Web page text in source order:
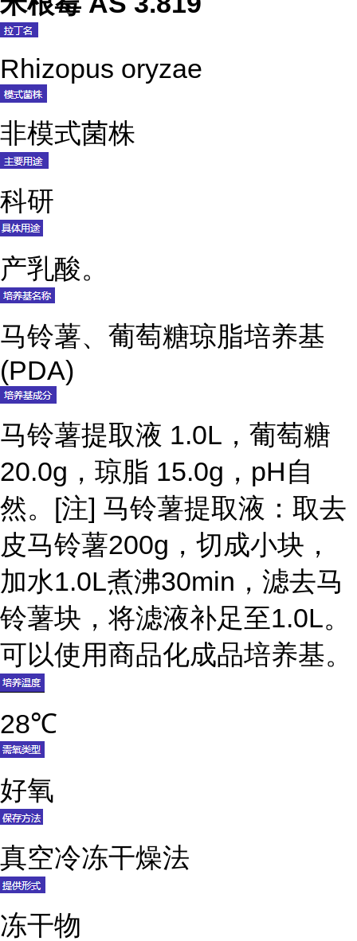
Rhizopus oryzae
非模式菌株
科研
产乳酸。
马铃薯、葡萄糖琼脂培养基
(PDA)
马铃薯提取液 1.0L，葡萄糖
20.0g，琼脂 15.0g，pH自
然。[注] 马铃薯提取液：取去
皮马铃薯200g，切成小块，
加水1.0L煮沸30min，滤去马
铃薯块，将滤液补足至1.0L。
可以使用商品化成品培养基。
28℃
好氧
真空冷冻干燥法
冻干物